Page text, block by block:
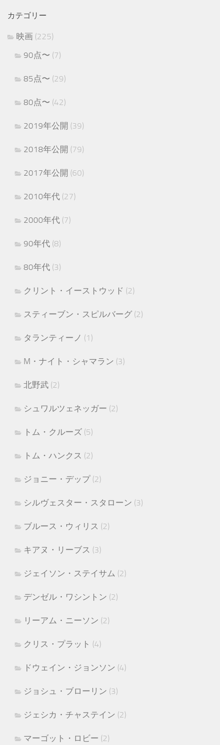
カテゴリー
映画 (225)
90点〜 (7)
85点〜 (29)
80点〜 (42)
2019年公開 (39)
2018年公開 (79)
2017年公開 (60)
2010年代 (27)
2000年代 (7)
90年代 (8)
80年代 (3)
クリント・イーストウッド (2)
スティーブン・スピルバーグ (2)
タランティーノ (1)
M・ナイト・シャマラン (3)
北野武 (2)
シュワルツェネッガー (2)
トム・クルーズ (5)
トム・ハンクス (2)
ジョニー・デップ(2)
シルヴェスター・スタローン (3)
ブルース・ウィリス (2)
キアヌ・リーブス (3)
ジェイソン・ステイサム (2)
デンゼル・ワシントン (2)
リーアム・ニーソン (2)
クリス・プラット (4)
ドウェイン・ジョンソン (4)
ジョシュ・ブローリン (3)
ジェシカ・チャステイン (2)
マーゴット・ロビー (2)